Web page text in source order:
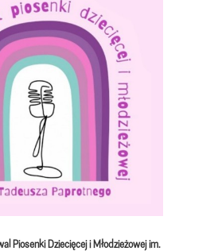
Piosenki Dziecięcej i Młodzieżowej im.